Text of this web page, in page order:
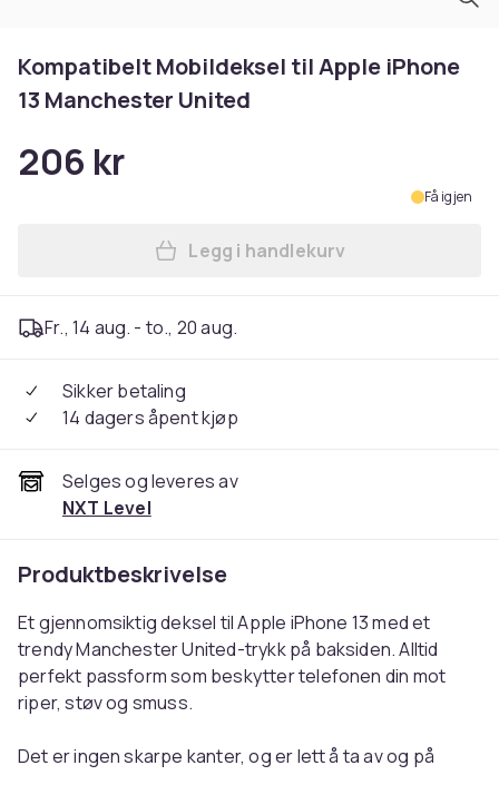
Kompatibelt Mobildeksel til Apple iPhone
13 Manchester United
206 kr
Få igjen
Legg Kompatibelt
Legg i handlekurv
Fr., 14 aug. - to., 20 aug.
Sikker betaling
14 dagers åpent kjøp
Selges og leveres av
NXT Level
Produktbeskrivelse
Et gjennomsiktig deksel til Apple iPhone 13 med et
trendy Manchester United-trykk på baksiden. Alltid
perfekt passform som beskytter telefonen din mot
riper, støv og smuss.
Det er ingen skarpe kanter, og er lett å ta av og på